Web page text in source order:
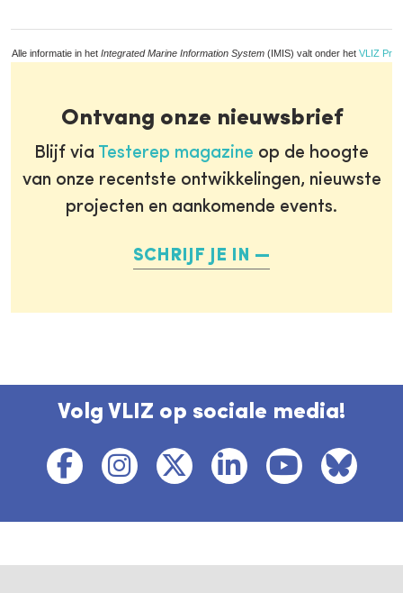
Alle informatie in het Integrated Marine Information System (IMIS) valt onder het VLIZ
Ontvang onze nieuwsbrief
Blijf via Testerep magazine op de hoogte
van onze recentste ontwikkelingen, nieuwste
projecten en aankomende events.
SCHRIJF JE IN
Volg VLIZ op sociale media!